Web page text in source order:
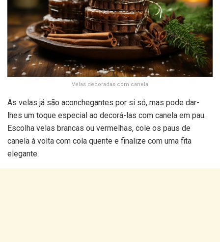
Velas decoradas com canela
As velas já são aconchegantes por si só, mas pode dar-
lhes um toque especial ao decorá-las com canela em pau.
Escolha velas brancas ou vermelhas, cole os paus de
canela à volta com cola quente e finalize com uma fita
elegante.